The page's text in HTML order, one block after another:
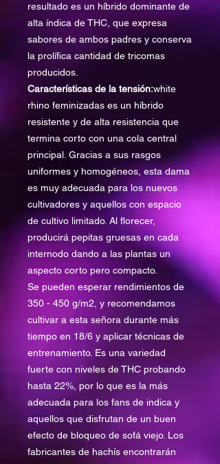
resultado es un híbrido dominante de
alta índica de THC, que expresa
sabores de ambos padres y conserva
la prolífica cantidad de tricomas
producidos.
Características de la tensión:white
rhino feminizadas es un híbrido
resistente y de alta resistencia que
termina corto con una cola central
principal. Gracias a sus rasgos
uniformes y homogéneos, esta dama
es muy adecuada para los nuevos
cultivadores y aquellos con espacio
de cultivo limitado. Al florecer,
producirá pepitas gruesas en cada
internodo dando a las plantas un
aspecto corto pero compacto.
Se pueden esperar rendimientos de
350 - 450 g/m2, y recomendamos
cultivar a esta señora durante más
tiempo en 18/6 y aplicar técnicas de
entrenamiento. Es una variedad
fuerte con niveles de THC probando
hasta 22%, por lo que es la más
adecuada para los fans de indica y
aquellos que disfrutan de un buen
efecto de bloqueo de sofá viejo. Los
fabricantes de hachís encontrarán